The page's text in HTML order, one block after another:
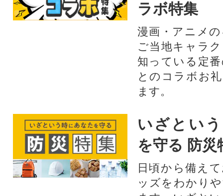
ラボ特集
漫画・アニメ
ご当地キャラ
知っている定
とのコラボお
ます。​
いざとい
を守る 防災
日頃から備え
ッズをわかり